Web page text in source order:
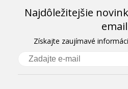
Najdôležitejšie
email
Získajte zaujímavé